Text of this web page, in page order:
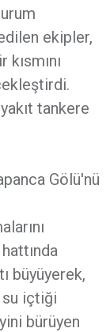
ekipler,
tankere
Gölü'nü
büyüyerek,
su içtiği
bürüyen